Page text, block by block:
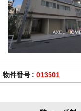
物件番号 : 013501